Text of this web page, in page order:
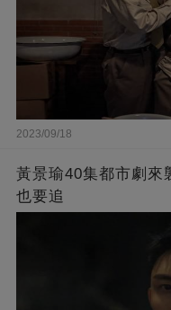
2023/09/18
黃景瑜40集都市劇來
也要追